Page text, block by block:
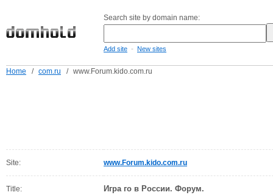
Search site by domain name:
Add site - New sites
Home / com.ru / www.Forum.kido.com.ru
Site: www.Forum.kido.com.ru
Title: Игра го в России. Форум.